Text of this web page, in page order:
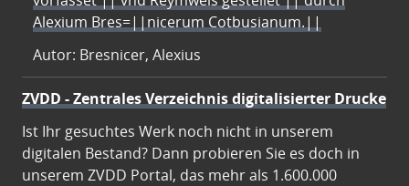
Alexium Bres=||nicerum Cotbusianum.||
Autor: Bresnicer, Alexius
ZVDD - Zentrales Verzeichnis digitalisierter Drucke
Ist Ihr gesuchtes Werk noch nicht in unserem
digitalen Bestand? Dann probieren Sie es doch in
unserem ZVDD Portal, das mehr als 1.600.000